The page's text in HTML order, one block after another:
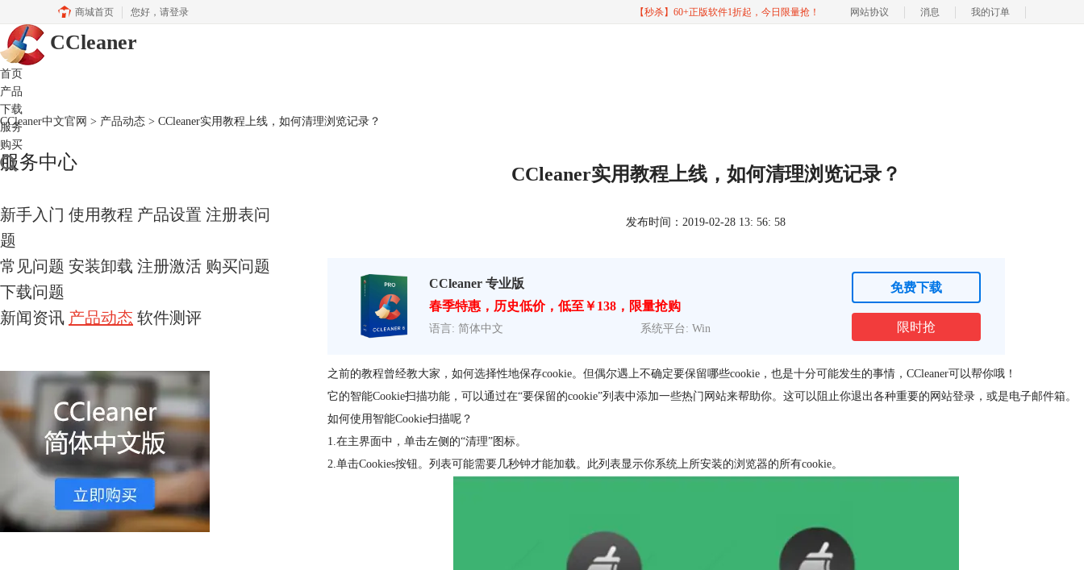
商城首页 您好， 请登录 【秒杀】60+正版软件1折起，今日限量抢！ 网站协议 消息 我的订单
CCleaner
首页
产品
下载
服务
购买
CCleaner中文官网 > 产品动态 > CCleaner实用教程上线，如何清理浏览记录？
服务中心
新手入门 使用教程 产品设置 注册表问
题
常见问题 安装卸载 注册激活 购买问题
下载问题
新闻资讯 产品动态 软件测评
CCleaner实用教程上线，如何清理浏览记录？
发布时间：2019-02-28 13: 56: 58
CCleaner 专业版
春季特惠，历史低价，低至￥138，限量抢购
语言: 简体中文 系统平台: Win
免费下载
限时抢
之前的教程曾经教大家，如何选择性地保存cookie。但偶尔遇上不确定要保留哪些cookie，也是十分可能发生的事情，CCleaner可以帮你哦！
它的智能Cookie扫描功能，可以通过在“要保留的cookie”列表中添加一些热门网站来帮助你。这可以阻止你退出各种重要的网站登录，或是电子邮件箱。
如何使用智能Cookie扫描呢？
1.在主界面中，单击左侧的“清理”图标。
2.单击Cookies按钮。列表可能需要几秒钟才能加载。此列表显示你系统上所安装的浏览器的所有cookie。